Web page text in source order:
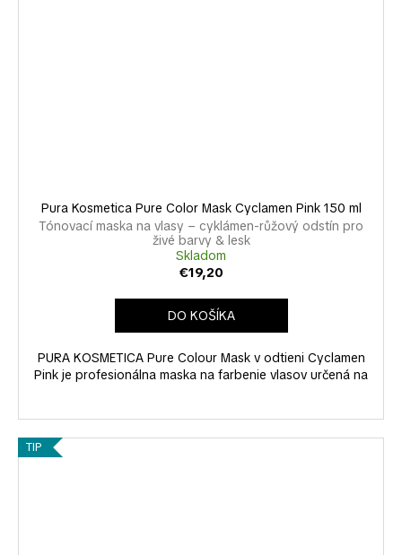
Pura Kosmetica Pure Color Mask Cyclamen Pink 150 ml
Tónovací maska na vlasy – cyklámen-růžový odstín pro
živé barvy & lesk
Skladom
€19,20
DO KOŠÍKA
PURA KOSMETICA Pure Colour Mask v odtieni Cyclamen
Pink je profesionálna maska na farbenie vlasov určená na
TIP